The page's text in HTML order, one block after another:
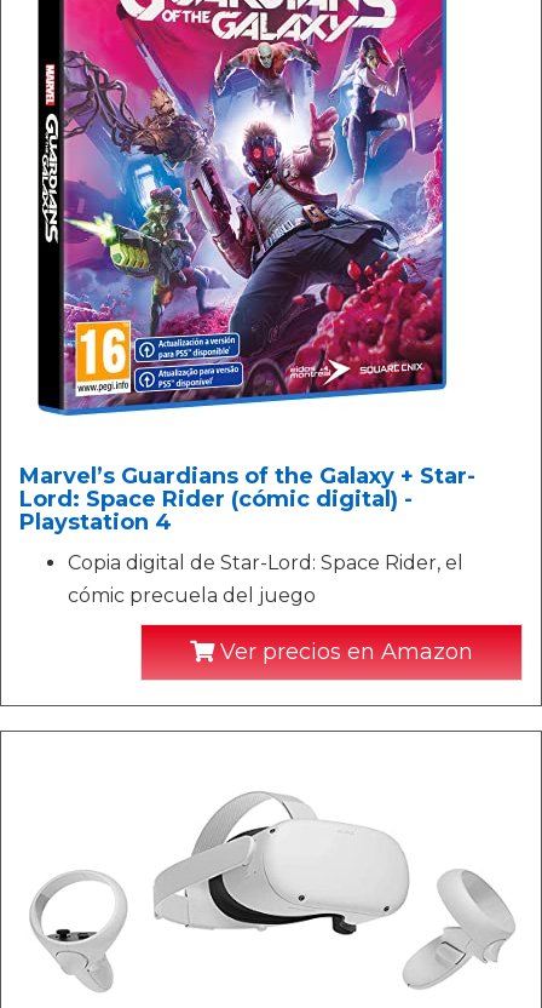
Marvel’s Guardians of the Galaxy + Star-
Lord: Space Rider (cómic digital) -
Playstation 4
Copia digital de Star-Lord: Space Rider, el
cómic precuela del juego
Ver precios en Amazon